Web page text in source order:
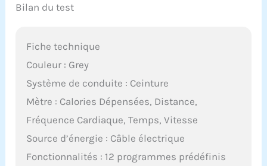
Bilan du test
Fiche technique
Couleur : Grey
Système de conduite : Ceinture
Mètre : Calories Dépensées, Distance,
Fréquence Cardiaque, Temps, Vitesse
Source d’énergie : Câble électrique
Fonctionnalités : 12 programmes prédéfinis